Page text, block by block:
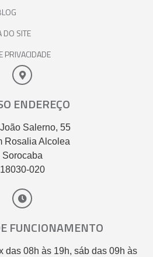
DO SITE
PRIVACIDADE
ENDEREÇO
Salerno, 55
Rosalia Alcolea
Sorocaba
18030-020
FUNCIONAMENTO
das 08h às 19h, sáb das 09h às